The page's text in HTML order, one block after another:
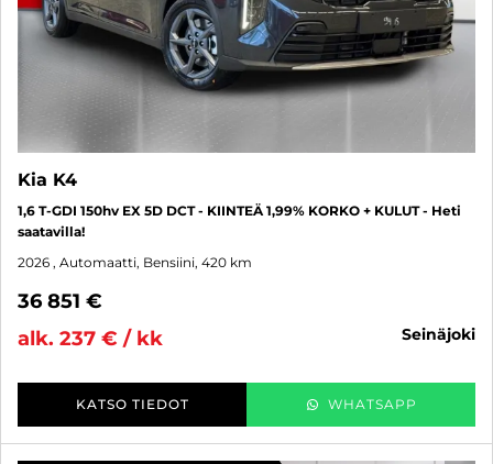
Kia K4
1,6 T-GDI 150hv EX 5D DCT - KIINTEÄ 1,99% KORKO + KULUT - Heti
saatavilla!
2026 , Automaatti, Bensiini, 420 km
36 851 €
alk. 237 € / kk
seinäjoki
KATSO TIEDOT WHATSAPP